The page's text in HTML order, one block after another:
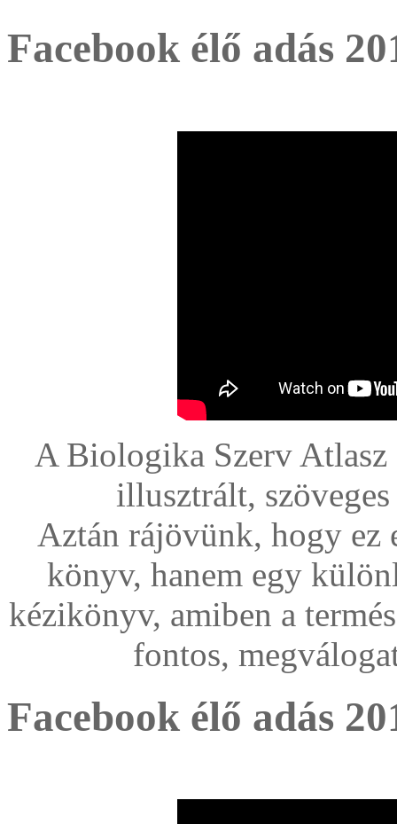
Facebook élő adás
A Biologika Szerv Atlasz
illusztrált,
Aztán rájövünk, hogy ez
könyv, hanem egy
kézikönyv, amiben a
fontos,
Facebook élő adás